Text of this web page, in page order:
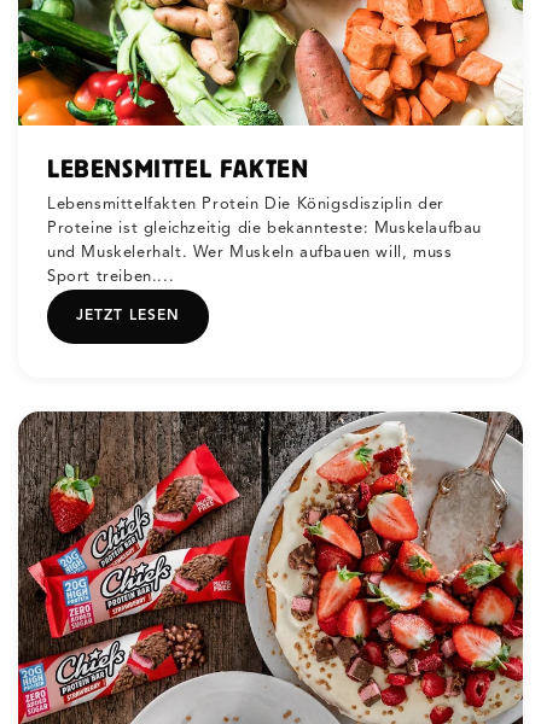
LEBENSMITTEL FAKTEN
Lebensmittelfakten Protein Die Königsdisziplin der
Proteine ist gleichzeitig die bekannteste: Muskelaufbau
und Muskelerhalt. Wer Muskeln aufbauen will, muss
Sport treiben....
JETZT LESEN